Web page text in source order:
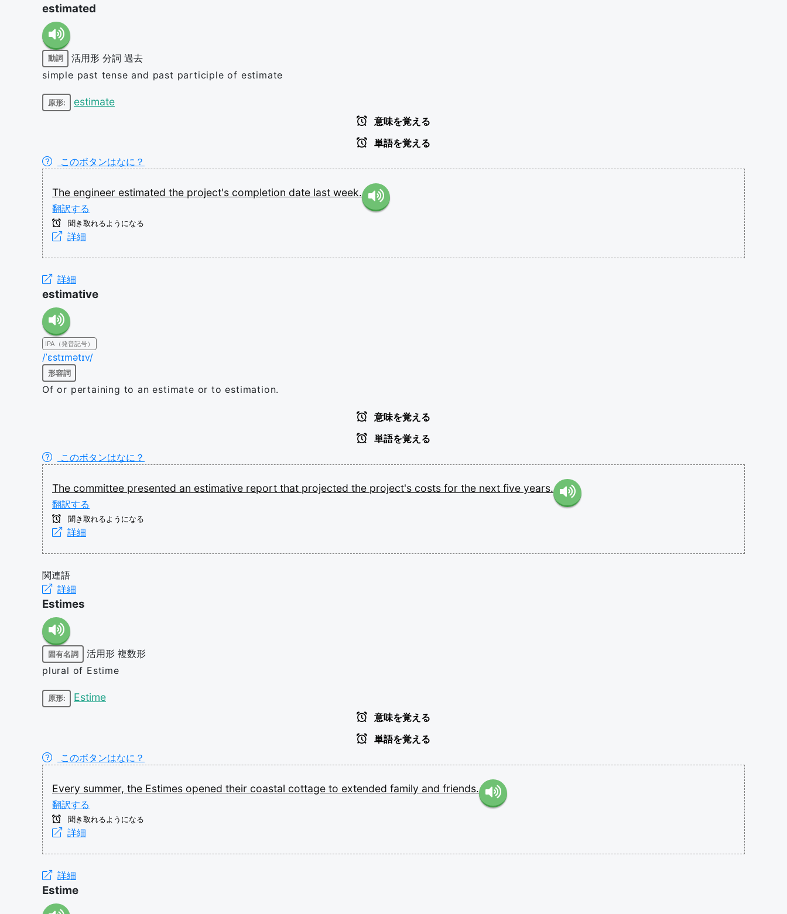
estimated
動詞 活用形 分詞 過去
simple past tense and past participle of estimate
原形: estimate
意味を覚える
単語を覚える
このボタンはなに？
The engineer estimated the project's completion date last week.
翻訳する
聞き取れるようになる
詳細
詳細
estimative
IPA（発音記号）
/ˈɛstɪmətɪv/
形容詞
Of or pertaining to an estimate or to estimation.
意味を覚える
単語を覚える
このボタンはなに？
The committee presented an estimative report that projected the project's costs for the next five years.
翻訳する
聞き取れるようになる
詳細
関連語
詳細
Estimes
固有名詞 活用形 複数形
plural of Estime
原形: Estime
意味を覚える
単語を覚える
このボタンはなに？
Every summer, the Estimes opened their coastal cottage to extended family and friends.
翻訳する
聞き取れるようになる
詳細
詳細
Estime